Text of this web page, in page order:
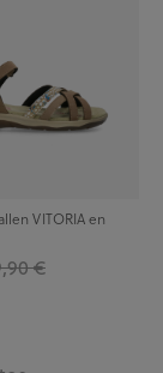
VITORIA en
€